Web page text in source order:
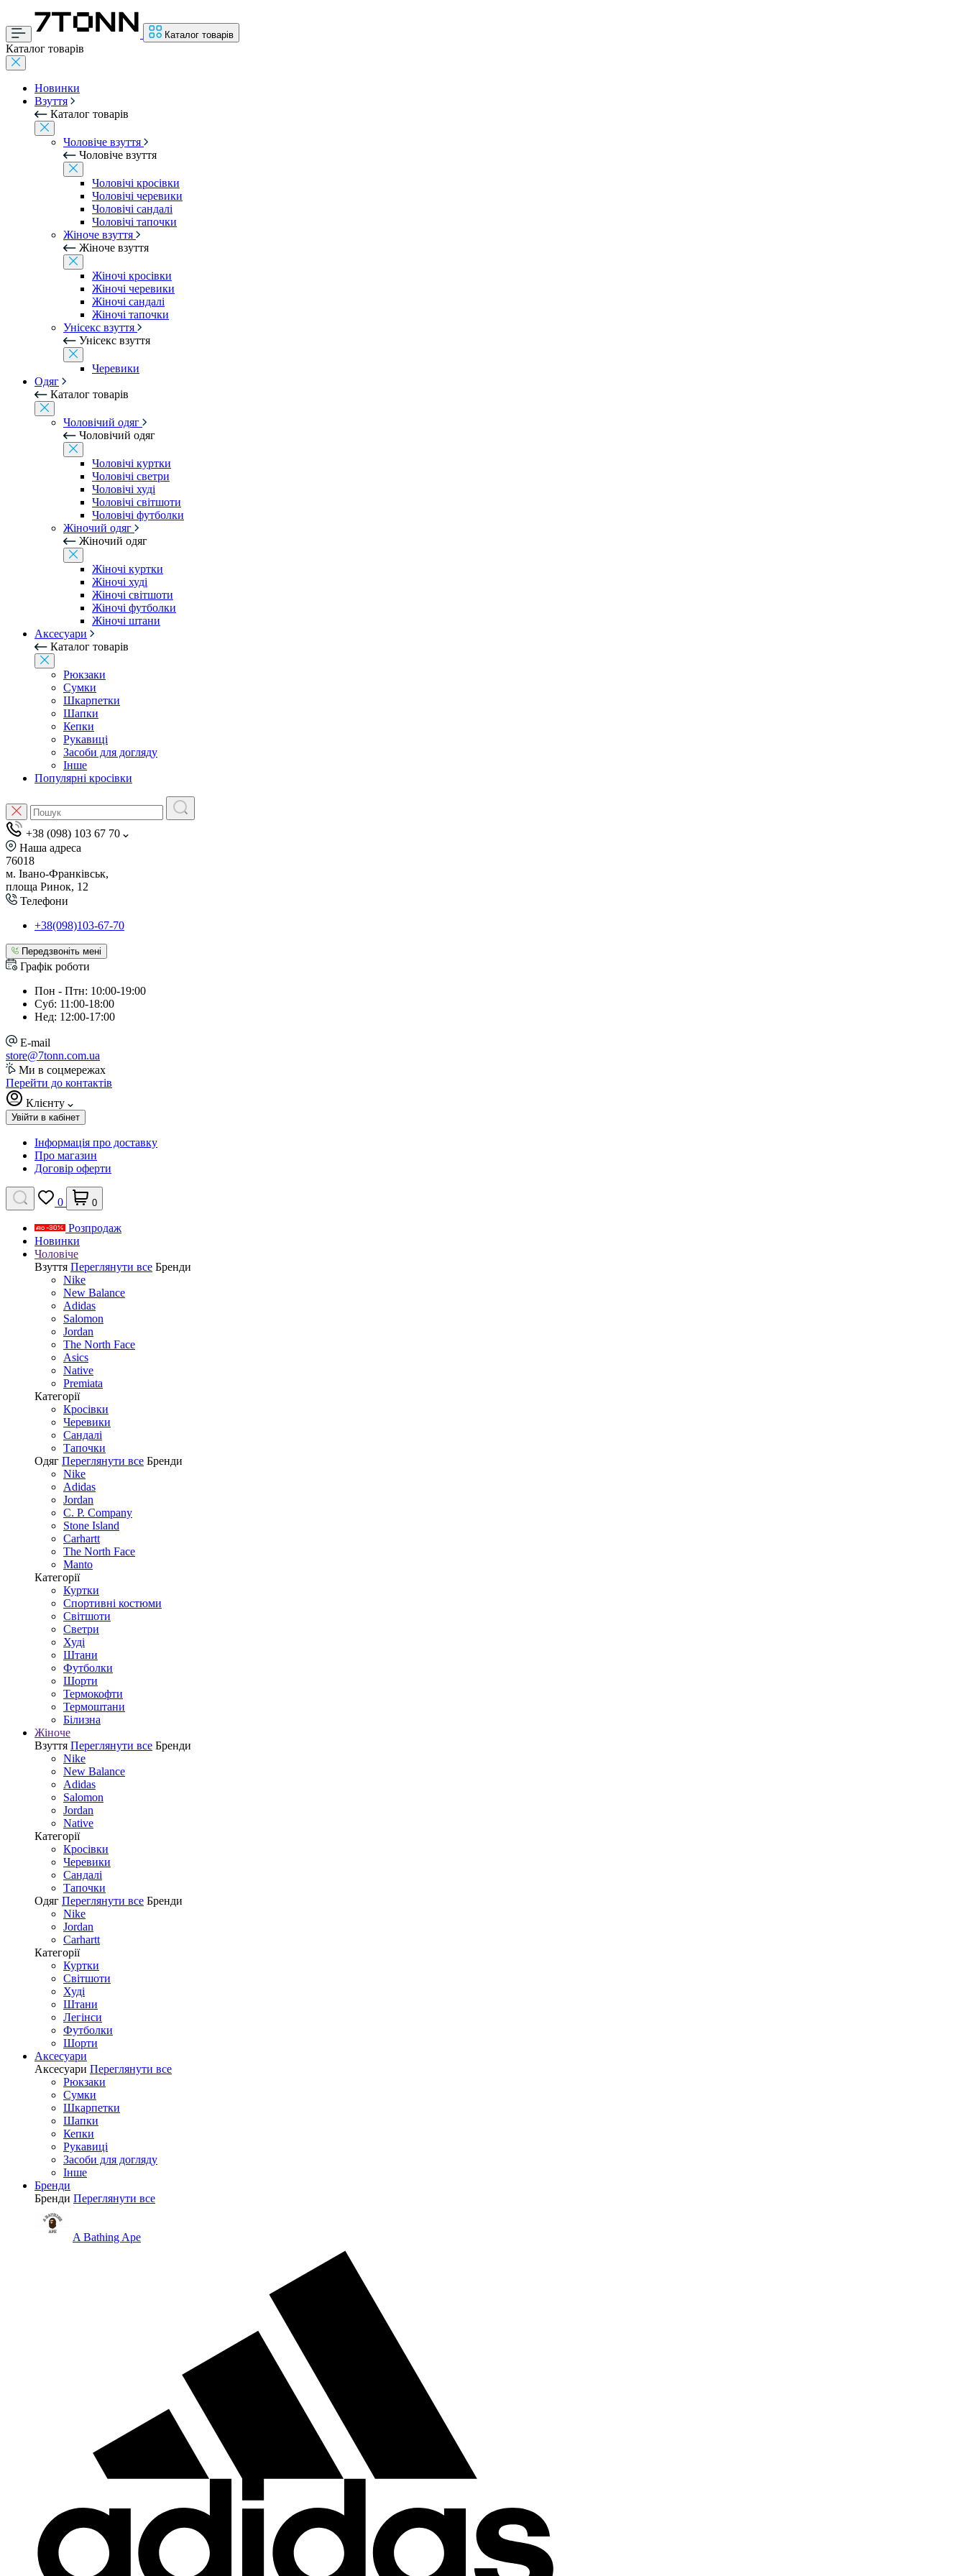
Каталог товарів
Каталог товарів
Новинки
Взуття
Каталог товарів
Чоловіче взуття
Чоловіче взуття
Чоловічі кросівки
Чоловічі черевики
Чоловічі сандалі
Чоловічі тапочки
Жіноче взуття
Жіноче взуття
Жіночі кросівки
Жіночі черевики
Жіночі сандалі
Жіночі тапочки
Унісекс взуття
Унісекс взуття
Черевики
Одяг
Каталог товарів
Чоловічий одяг
Чоловічий одяг
Чоловічі куртки
Чоловічі светри
Чоловічі худі
Чоловічі світшоти
Чоловічі футболки
Жіночий одяг
Жіночий одяг
Жіночі куртки
Жіночі худі
Жіночі світшоти
Жіночі футболки
Жіночі штани
Аксесуари
Каталог товарів
Рюкзаки
Сумки
Шкарпетки
Шапки
Кепки
Рукавиці
Засоби для догляду
Інше
Популярні кросівки
+38 (098) 103 67 70
Наша адреса
76018
м. Івано-Франківськ,
площа Ринок, 12
Телефони
+38(098)103-67-70
Передзвоніть мені
Графік роботи
Пон - Птн: 10:00-19:00
Суб: 11:00-18:00
Нед: 12:00-17:00
E-mail
store@7tonn.com.ua
Ми в соцмережах
Перейти до контактів
Клієнту
Увійти в кабінет
Інформація про доставку
Про магазин
Договір оферти
0 0
Розпродаж
Новинки
Чоловіче
Взуття Переглянути все Бренди
Nike
New Balance
Adidas
Salomon
Jordan
The North Face
Asics
Native
Premiata
Категорії
Кросівки
Черевики
Сандалі
Tапочки
Одяг Переглянути все Бренди
Nike
Adidas
Jordan
C. P. Company
Stone Island
Carhartt
The North Face
Manto
Категорії
Куртки
Спортивні костюми
Світшоти
Светри
Худі
Штани
Футболки
Шорти
Термокофти
Термоштани
Білизна
Жіноче
Взуття Переглянути все Бренди
Nike
New Balance
Adidas
Salomon
Jordan
Native
Категорії
Кросівки
Черевики
Сандалі
Tапочки
Одяг Переглянути все Бренди
Nike
Jordan
Carhartt
Категорії
Куртки
Світшоти
Худі
Штани
Легінси
Футболки
Шорти
Аксесуари
Аксесуари Переглянути все
Рюкзаки
Сумки
Шкарпетки
Шапки
Кепки
Рукавиці
Засоби для догляду
Інше
Бренди
Бренди Переглянути все
A Bathing Ape